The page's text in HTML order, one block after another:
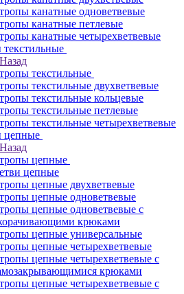
канатные одноветвевые
канатные петлевые
канатные четырехветвевые
Назад
текстильные
текстильные двухветвевые
текстильные кольцевые
текстильные петлевые
текстильные четырехветвевые
цепные
Назад
цепные
цепные
цепные двухветвевые
цепные одноветвевые
цепные одноветвевые с
крюками
цепные универсальные
цепные четырехветвевые
цепные четырехветвевые с
крюками
цепные четырехветвевые с